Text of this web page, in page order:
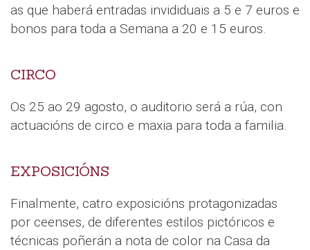
as que haberá entradas invididuais a 5 e 7 euros e
bonos para toda a Semana a 20 e 15 euros.
CIRCO
Os 25 ao 29 agosto, o auditorio será a rúa, con
actuacións de circo e maxia para toda a familia.
EXPOSICIÓNS
Finalmente, catro exposicións protagonizadas
por ceenses, de diferentes estilos pictóricos e
técnicas poñerán a nota de color na Casa da